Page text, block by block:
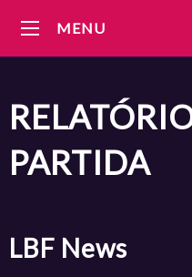
MENU
RELATÓRIO DA
PARTIDA
LBF News